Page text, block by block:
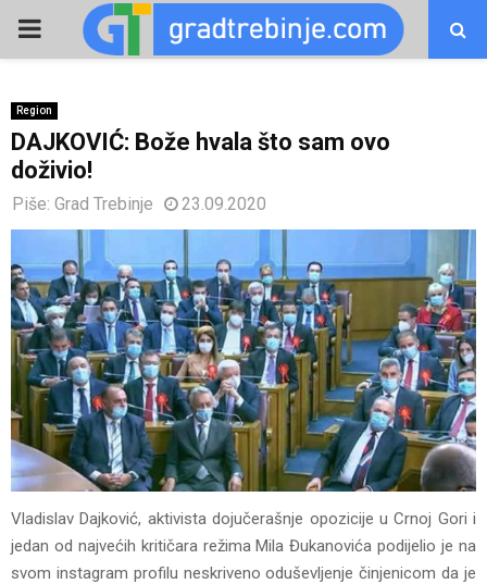
PRIMARY
Region
DAJKOVIĆ: Bože hvala što sam ovo
doživio!
Piše: Grad Trebinje 23.09.2020
Vladislav Dajković, aktivista dojučerašnje opozicije u Crnoj Gori i
jedan od najvećih kritičara režima Mila Đukanovića podijelio je na
svom instagram profilu neskriveno oduševljenje činjenicom da je